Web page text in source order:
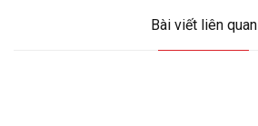
Bài viết liên quan